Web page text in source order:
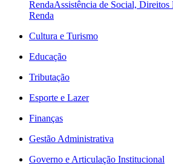
RendaAssistência de Social, Direitos
Renda
Cultura e Turismo
Educação
Tributação
Esporte e Lazer
Finanças
Gestão Administrativa
Governo e Articulação Institucional